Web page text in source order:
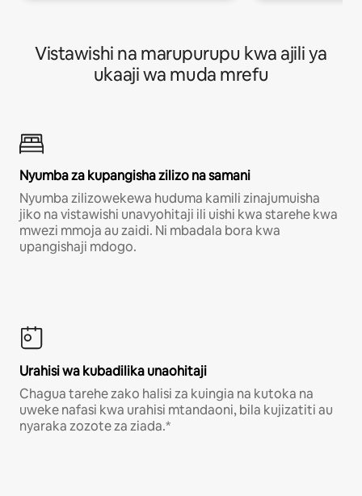
Vistawishi na marupurupu kwa ajili ya
ukaaji wa muda mrefu
Nyumba za kupangisha zilizo na samani
Nyumba zilizowekewa huduma kamili zinajumuisha
jiko na vistawishi unavyohitaji ili uishi kwa starehe kwa
mwezi mmoja au zaidi. Ni mbadala bora kwa
upangishaji mdogo.
Urahisi wa kubadilika unaohitaji
Chagua tarehe zako halisi za kuingia na kutoka na
uweke nafasi kwa urahisi mtandaoni, bila kujizatiti au
nyaraka zozote za ziada.*